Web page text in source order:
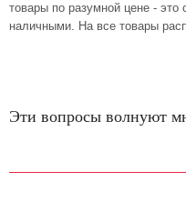
товары по разумной цене - это
наличными. На все товары
Эти вопросы волнуют